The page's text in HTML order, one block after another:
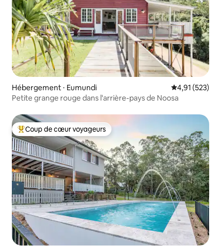
Hébergement ⋅ Eumundi Évaluation
4,91 (523)
Petite grange rouge dans l'arrière-pays de Noosa
Coups de cœur voyageurs les plus appréciés
Coup de cœur voyageurs